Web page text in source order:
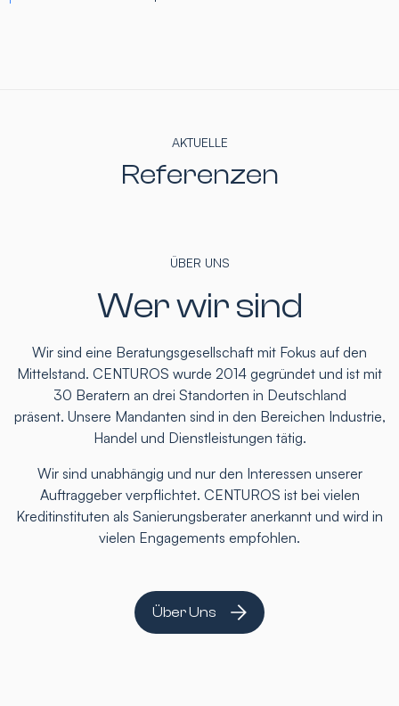
AKTUELLE
Referenzen
ÜBER UNS
Wer wir sind
Wir sind eine Beratungsgesellschaft mit Fokus auf den
Mittelstand. CENTUROS wurde 2014 gegründet und ist mit
30 Beratern an drei Standorten in Deutschland
präsent. Unsere Mandanten sind in den Bereichen Industrie,
Handel und Dienstleistungen tätig.
Wir sind unabhängig und nur den Interessen unserer
Auftraggeber verpflichtet. CENTUROS ist bei vielen
Kreditinstituten als Sanierungsberater anerkannt und wird in
vielen Engagements empfohlen.
Über Uns